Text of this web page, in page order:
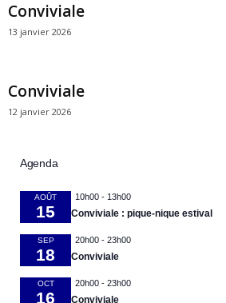
Conviviale
13 janvier 2026
Conviviale
12 janvier 2026
Agenda
AOÛT
15
10h00 - 13h00
Conviviale : pique-nique estival
SEP
18
20h00 - 23h00
Conviviale
OCT
16
20h00 - 23h00
Conviviale